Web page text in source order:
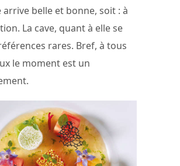
arrive belle et bonne, soit : à
La cave, quant à elle se
rares. Bref, à tous
le moment est un